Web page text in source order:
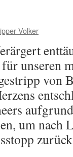
Volker
unseren
von
um nach